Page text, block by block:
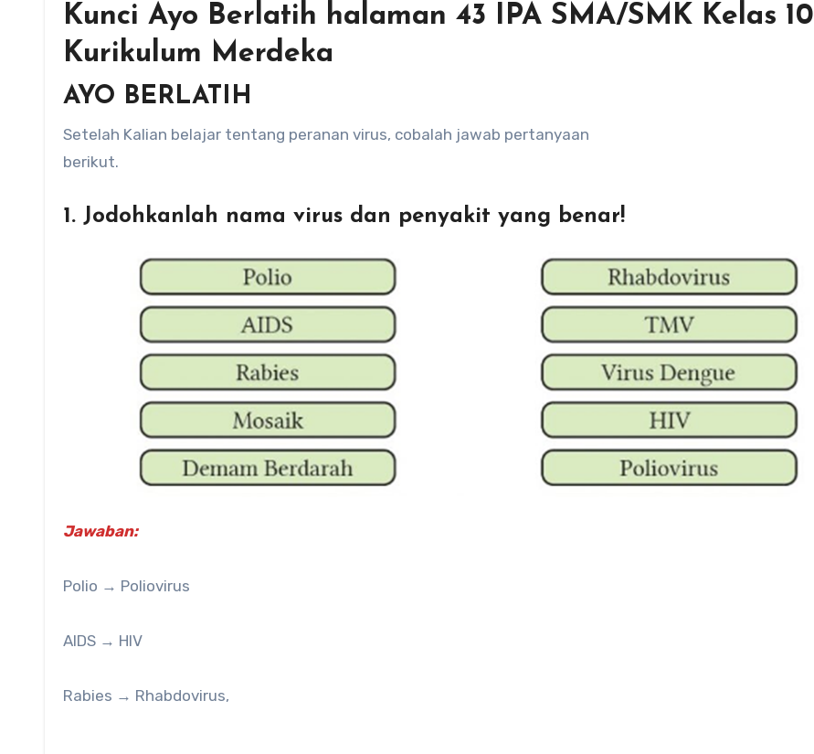
Kunci Ayo Berlatih halaman 43 IPA SMA/SMK Kelas 10
Kurikulum Merdeka
AYO BERLATIH
Setelah Kalian belajar tentang peranan virus, cobalah jawab pertanyaan
berikut.
1. Jodohkanlah nama virus dan penyakit yang benar!
Jawaban:
Polio → Poliovirus
AIDS → HIV
Rabies → Rhabdovirus,